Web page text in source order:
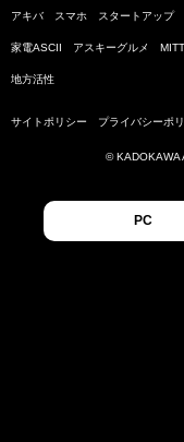
アキバ スマホ スタートアップ
家電ASCII アスキーグルメ
地方活性
サイトポリシー プライバシーポ
© KADOKAWA
PC